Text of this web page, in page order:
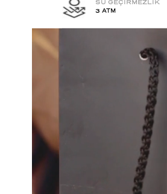
SU GEÇİRMEZLİK
3 ATM